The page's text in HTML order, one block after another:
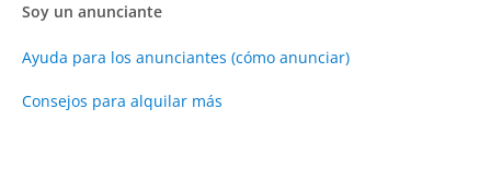
Soy un anunciante
Ayuda para los anunciantes (cómo anunciar)
Consejos para alquilar más